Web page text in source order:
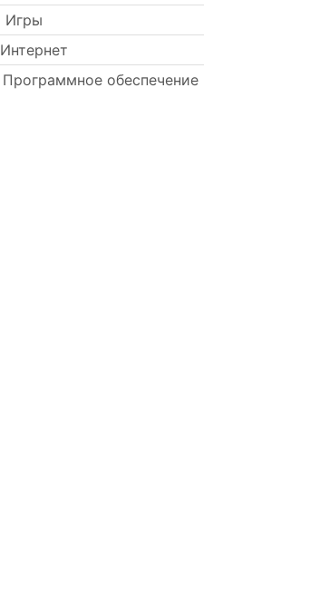
Игры
Интернет
Программное обеспечение